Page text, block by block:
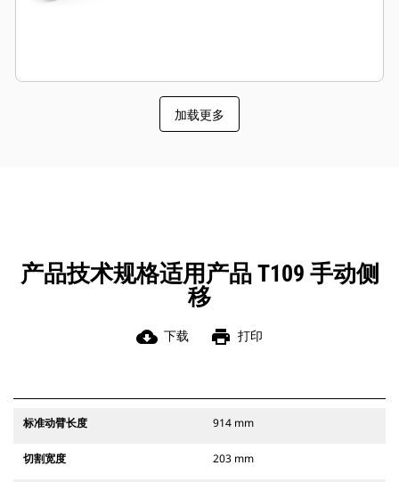
加载更多
产品技术规格适用产品 T109 手动侧
移
cloud_download 下载 print 打印
标准动臂长度 914 mm
切割宽度 203 mm